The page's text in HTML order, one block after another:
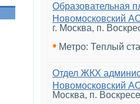
Образовательная
Новомосковский
г. Москва, п.
• Метро: Теплый
Отдел ЖКХ
Новомосковский
Москва, п.